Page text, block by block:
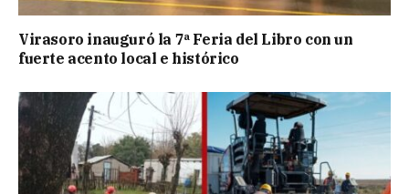
Virasoro inauguró la 7ª Feria del Libro con un
fuerte acento local e histórico